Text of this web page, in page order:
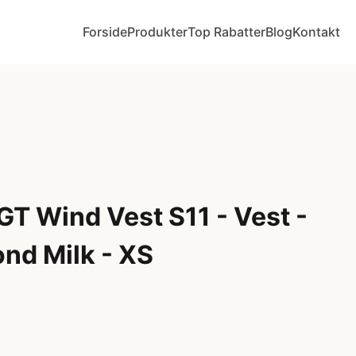
ForsideProdukterTop RabatterBlogKontakt
Wind Vest S11 - Vest -
Milk - XS